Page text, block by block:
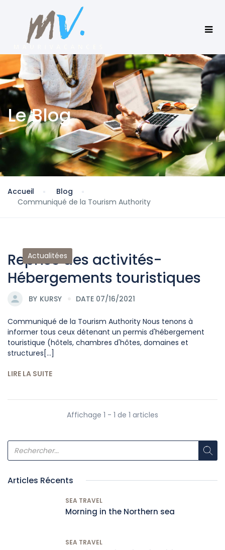
Le Blog
Accueil
Blog
Communiqué de la Tourism Authority
Actualitées
Reprise des activités-
Hébergements touristiques
BY KURSY DATE 07/16/2021
Communiqué de la Tourism Authority Nous tenons à
informer tous ceux détenant un permis d'hébergement
touristique (hôtels, chambres d'hôtes, domaines et
structures[...]
LIRE LA SUITE
Affichage 1 - 1 de 1 articles
Articles Récents
SEA TRAVEL
Morning in the Northern sea
SEA TRAVEL